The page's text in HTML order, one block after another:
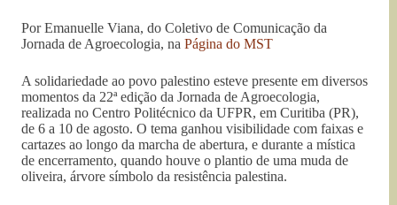
Por Emanuelle Viana, do Coletivo de Comunicação da
Jornada de Agroecologia, na Página do MST
A solidariedade ao povo palestino esteve presente em diversos
momentos da 22ª edição da Jornada de Agroecologia,
realizada no Centro Politécnico da UFPR, em Curitiba (PR),
de 6 a 10 de agosto. O tema ganhou visibilidade com faixas e
cartazes ao longo da marcha de abertura, e durante a mística
de encerramento, quando houve o plantio de uma muda de
oliveira, árvore símbolo da resistência palestina.